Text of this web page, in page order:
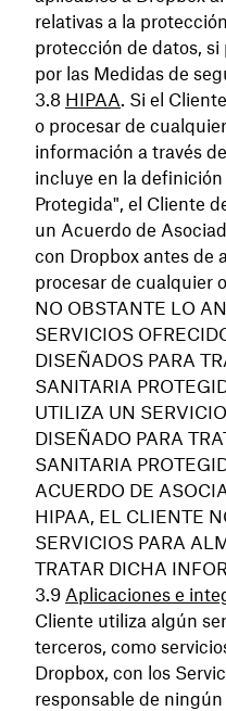
relativas a la
protección de datos,
por las Medidas de
HIPAA. Si el
o procesar de
información a través
incluye en la
Protegida", el Cliente
un Acuerdo de
con Dropbox antes de
procesar de cualquier
NO OBSTANTE LO
SERVICIOS
DISEÑADOS PARA
SANITARIA
UTILIZA UN
DISEÑADO PARA
SANITARIA
ACUERDO DE
HIPAA, EL CLIENTE
SERVICIOS PARA
TRATAR DICHA
Aplicaciones e
Cliente utiliza algún
terceros, como
Dropbox, con los
responsable de